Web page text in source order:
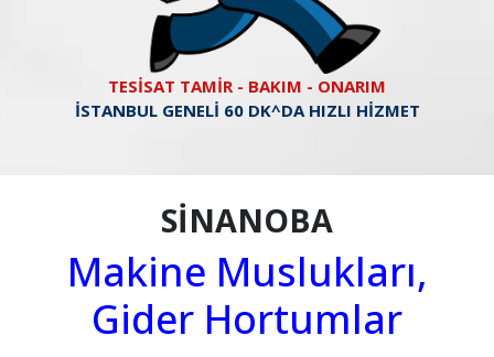
TESİSAT TAMİR - BAKIM - ONARIM
İSTANBUL GENELİ 60 DK^DA HIZLI HİZMET
SİNANOBA
Makine Muslukları,
Gider Hortumlar